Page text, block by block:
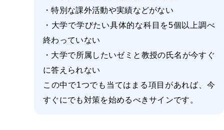
・特別な課外活動や実績などがない
・大学で学びたい具体的な科目を5個以上調べ
終わっていない
・大学で所属したいゼミと教授の氏名が今すぐ
に答えられない
この中で1つでも当てはまる項目があれば、今
すぐにでも対策を始めるべきサインです。